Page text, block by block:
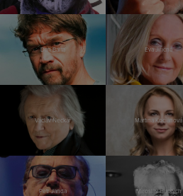
Dan Bárta Eva Jiřičná
Václav Neckář Martina Kociánová
Petr Janda Miroslav Huptych